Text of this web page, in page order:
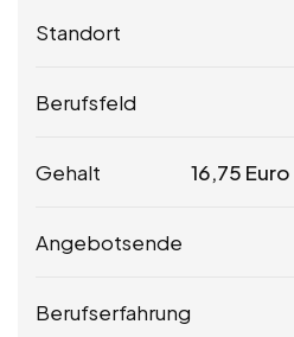
Standort
Berufsfeld
Gehalt 16,75 Euro
Angebotsende
Berufserfahrung